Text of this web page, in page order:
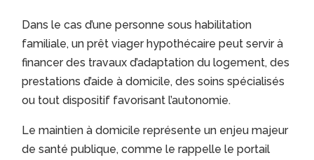
Dans le cas d’une personne sous habilitation
familiale, un prêt viager hypothécaire peut servir à
financer des travaux d’adaptation du logement, des
prestations d’aide à domicile, des soins spécialisés
ou tout dispositif favorisant l’autonomie.
Le maintien à domicile représente un enjeu majeur
de santé publique, comme le rappelle le portail